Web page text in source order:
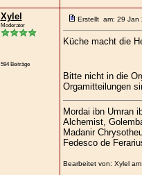
Xylel
Moderator
594 Beiträge
Erstellt am: 29 Jan
Küche macht die
Bitte nicht in die
Orgamitteilungen
Mordai ibn Umran
Alchemist,
Madanir
Fedesco de
Bearbeitet von: Xylel